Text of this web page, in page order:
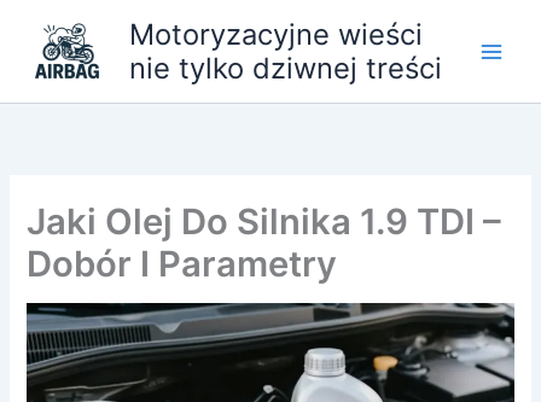
treści
Motoryzacyjne wieści
nie tylko dziwnej treści
Jaki Olej Do Silnika 1.9 TDI –
Dobór I Parametry